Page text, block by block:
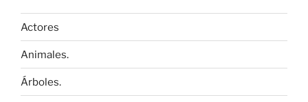
Actores
Animales.
Árboles.